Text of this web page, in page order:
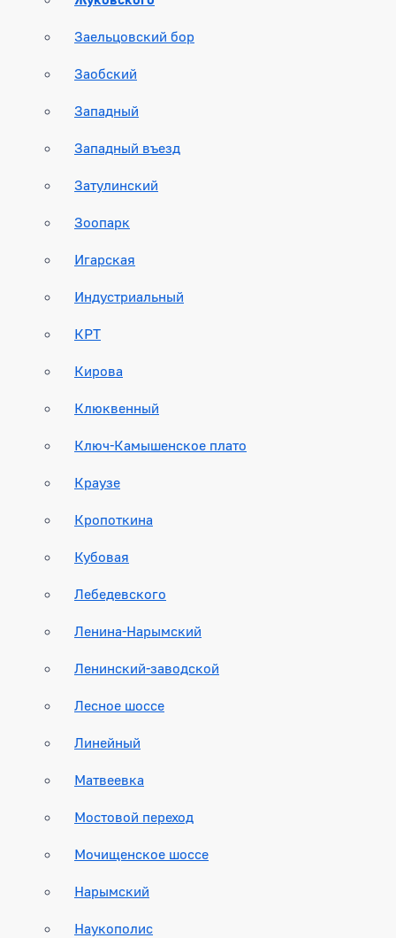
Заельцовский бор
Заобский
Западный
Западный въезд
Затулинский
Зоопарк
Игарская
Индустриальный
КРТ
Кирова
Клюквенный
Ключ-Камышенское плато
Краузе
Кропоткина
Кубовая
Лебедевского
Ленина-Нарымский
Ленинский-заводской
Лесное шоссе
Линейный
Матвеевка
Мостовой переход
Мочищенское шоссе
Нарымский
Наукополис